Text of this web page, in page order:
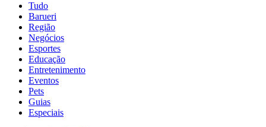
Tudo
Barueri
Região
Negócios
Esportes
Educação
Entretenimento
Eventos
Pets
Guias
Especiais